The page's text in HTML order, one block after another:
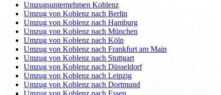
Umzugsunternehmen Koblenz
Umzug von Koblenz nach Berlin
Umzug von Koblenz nach Hamburg
Umzug von Koblenz nach München
Umzug von Koblenz nach Köln
Umzug von Koblenz nach Frankfurt am Main
Umzug von Koblenz nach Stuttgart
Umzug von Koblenz nach Düsseldorf
Umzug von Koblenz nach Leipzig
Umzug von Koblenz nach Dortmund
Umzug von Koblenz nach Essen